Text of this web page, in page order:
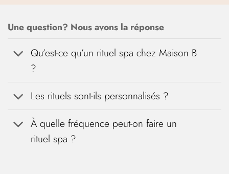
Une question? Nous avons la réponse
Qu’est-ce qu’un rituel spa chez Maison B
?
Les rituels sont-ils personnalisés ?
À quelle fréquence peut-on faire un
rituel spa ?